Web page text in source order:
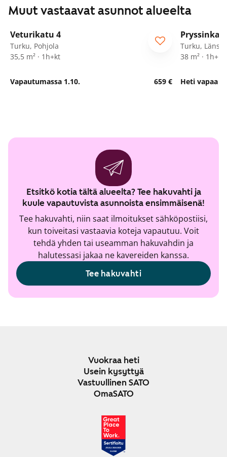
Muut vastaavat asunnot alueelta
Veturikatu 4
Turku, Pohjola
35,5 m² · 1h+kt
Vapautumassa 1.10. 659 €
Turku,
38 m² ·
Heti vapaa
Etsitkö kotia tältä alueelta? Tee hakuvahti ja
kuule vapautuvista asunnoista ensimmäisenä!
Tee hakuvahti, niin saat ilmoitukset sähköpostiisi,
kun toiveitasi vastaavia koteja vapautuu. Voit
tehdä yhden tai useamman hakuvahdin ja
halutessasi jakaa ne kavereiden kanssa.
Tee hakuvahti
Vuokraa heti
Usein kysyttyä
Vastuullinen SATO
OmaSATO
JOULU 2024-2025
SUOMI